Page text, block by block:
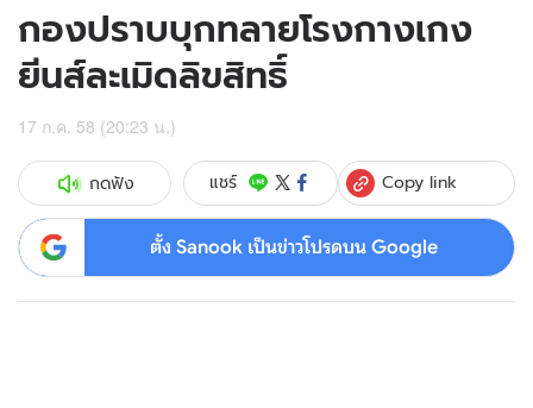
กองปราบบุกทลายโรงกางเกง
ยีนส์ละเมิดลิขสิทธิ์
17 ก.ค. 58 (20:23 น.)
กดฟัง แชร์ Copy link
ตั้ง Sanook เป็นข่าวโปรดบน Google